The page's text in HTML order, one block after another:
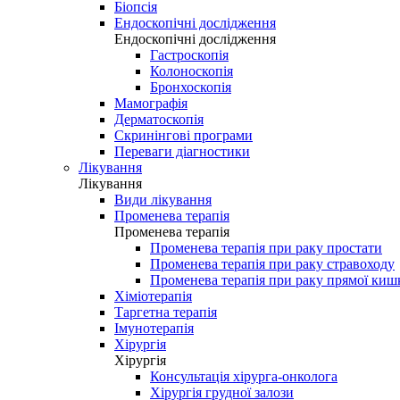
Біопсія
Ендоскопічні дослідження
Ендоскопічні дослідження
Гастроскопія
Колоноскопія
Бронхоскопія
Мамографія
Дерматоскопія
Скринінгові програми
Переваги діагностики
Лікування
Лікування
Види лікування
Променева терапія
Променева терапія
Променева терапія при раку простати
Променева терапія при раку стравоходу
Променева терапія при раку прямої
Хіміотерапія
Таргетна терапія
Імунотерапія
Хірургія
Хірургія
Консультація хірурга-онколога
Хірургія грудної залози